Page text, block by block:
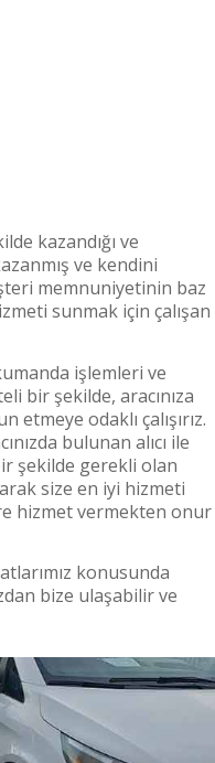
kazandığı ve
ve kendini
memnuniyetinin baz
sunmak için çalışan
işlemleri ve
bir şekilde, aracınıza
odaklı çalışırız.
bulunan alıcı ile
şekilde gerekli olan
size en iyi hizmeti
hizmet vermekten onur
konusunda
bize ulaşabilir ve